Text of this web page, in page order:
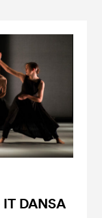
DANSA